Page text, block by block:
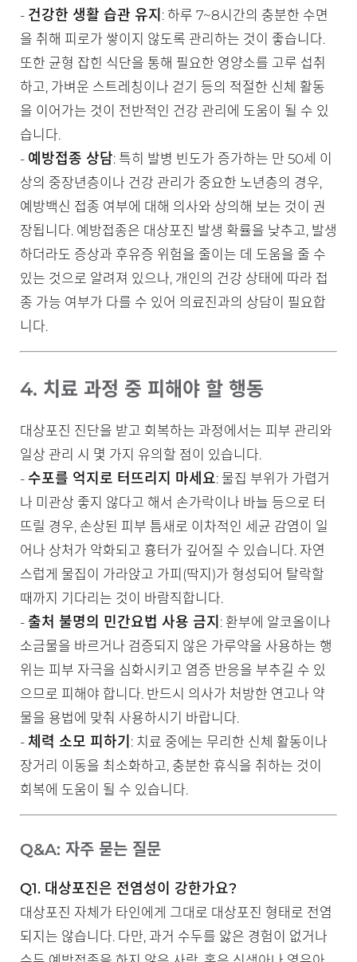
- 건강한 생활 습관 유지 : 하루 7~8시간의 충분한 수면
을 취해 피로가 쌓이지 않도록 관리하는 것이 좋습니다.
또한 균형 잡힌 식단을 통해 필요한 영양소를 고루 섭취
하고, 가벼운 스트레칭이나 걷기 등의 적절한 신체 활동
을 이어가는 것이 전반적인 건강 관리에 도움이 될 수 있
습니다.
- 예방접종 상담: 특히 발병 빈도가 증가하는 만 50세 이
상의 중장년층이나 건강 관리가 중요한 노년층의 경우,
예방백신 접종 여부에 대해 의사와 상의해 보는 것이 권
장됩니다. 예방접종은 대상포진 발생 확률을 낮추고, 발생
하더라도 증상과 후유증 위험을 줄이는 데 도움을 줄 수
있는 것으로 알려져 있으나, 개인의 건강 상태에 따라 접
종 가능 여부가 다를 수 있어 의료진과의 상담이 필요합
니다.
4. 치료 과정 중 피해야 할 행동
대상포진 진단을 받고 회복하는 과정에서는 피부 관리와
일상 관리 시 몇 가지 유의할 점이 있습니다.
- 수포를 억지로 터뜨리지 마세요: 물집 부위가 가렵거
나 미관상 좋지 않다고 해서 손가락이나 바늘 등으로 터
뜨릴 경우, 손상된 피부 틈새로 이차적인 세균 감염이 일
어나 상처가 악화되고 흉터가 깊어질 수 있습니다. 자연
스럽게 물집이 가라앉고 가피(딱지)가 형성되어 탈락할
때까지 기다리는 것이 바람직합니다.
- 출처 불명의 민간요법 사용 금지 : 환부에 알코올이나
소금물을 바르거나 검증되지 않은 가루약을 사용하는 행
위는 피부 자극을 심화시키고 염증 반응을 부추길 수 있
으므로 피해야 합니다. 반드시 의사가 처방한 연고나 약
물을 용법에 맞춰 사용하시기 바랍니다.
- 체력 소모 피하기 : 치료 중에는 무리한 신체 활동이나
장거리 이동을 최소화하고, 충분한 휴식을 취하는 것이
회복에 도움이 될 수 있습니다.
Q&A: 자주 묻는 질문
Q1. 대상포진은 전염성이 강한가요?
대상포진 자체가 타인에게 그대로 대상포진 형태로 전염
되지는 않습니다. 다만, 과거 수두를 앓은 경험이 없거나